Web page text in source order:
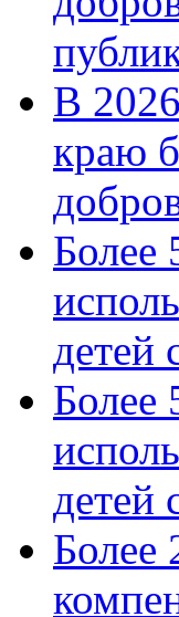
В
краю
Более
детей
Более
детей
Более